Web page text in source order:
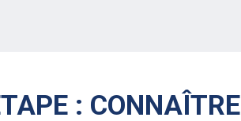
: CONNAÎTRE